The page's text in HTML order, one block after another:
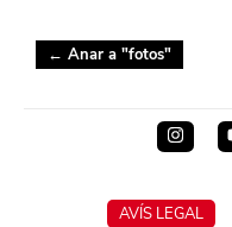
← Anar a "fotos"
AVÍS LEGAL